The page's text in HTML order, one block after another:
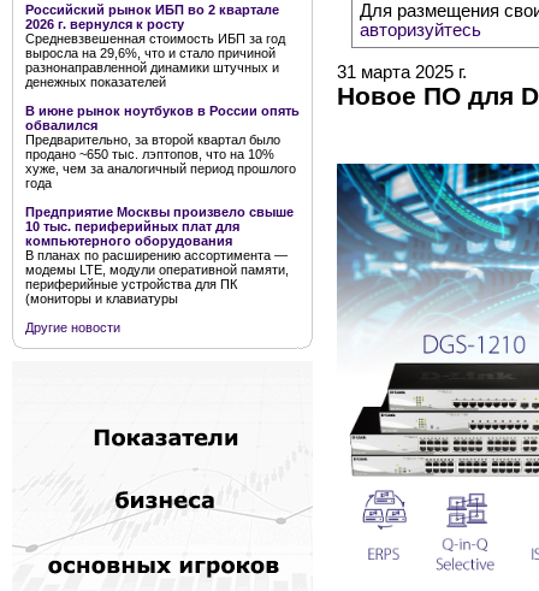
Российский рынок ИБП во 2 квартале
2026 г. вернулся к росту
Средневзвешенная стоимость ИБП за год
выросла на 29,6%, что и стало причиной
разнонаправленной динамики штучных и
денежных показателей
В июне рынок ноутбуков в России опять
обвалился
Предварительно, за второй квартал было
продано ~650 тыс. лэптопов, что на 10%
хуже, чем за аналогичный период прошлого
года
Предприятие Москвы произвело свыше
10 тыс. периферийных плат для
компьютерного оборудования
В планах по расширению ассортимента —
модемы LTE, модули оперативной памяти,
периферийные устройства для ПК
(мониторы и клавиатуры
Другие новости
Для размещения
авторизуйтесь
31 марта 2025 г.
Новое ПО для